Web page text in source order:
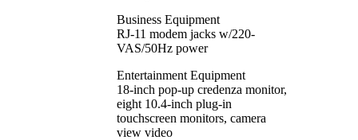
Business Equipment
RJ-11 modem jacks w/220-
VAS/50Hz power
Entertainment Equipment
18-inch pop-up credenza monitor,
eight 10.4-inch plug-in
touchscreen monitors, camera
view video